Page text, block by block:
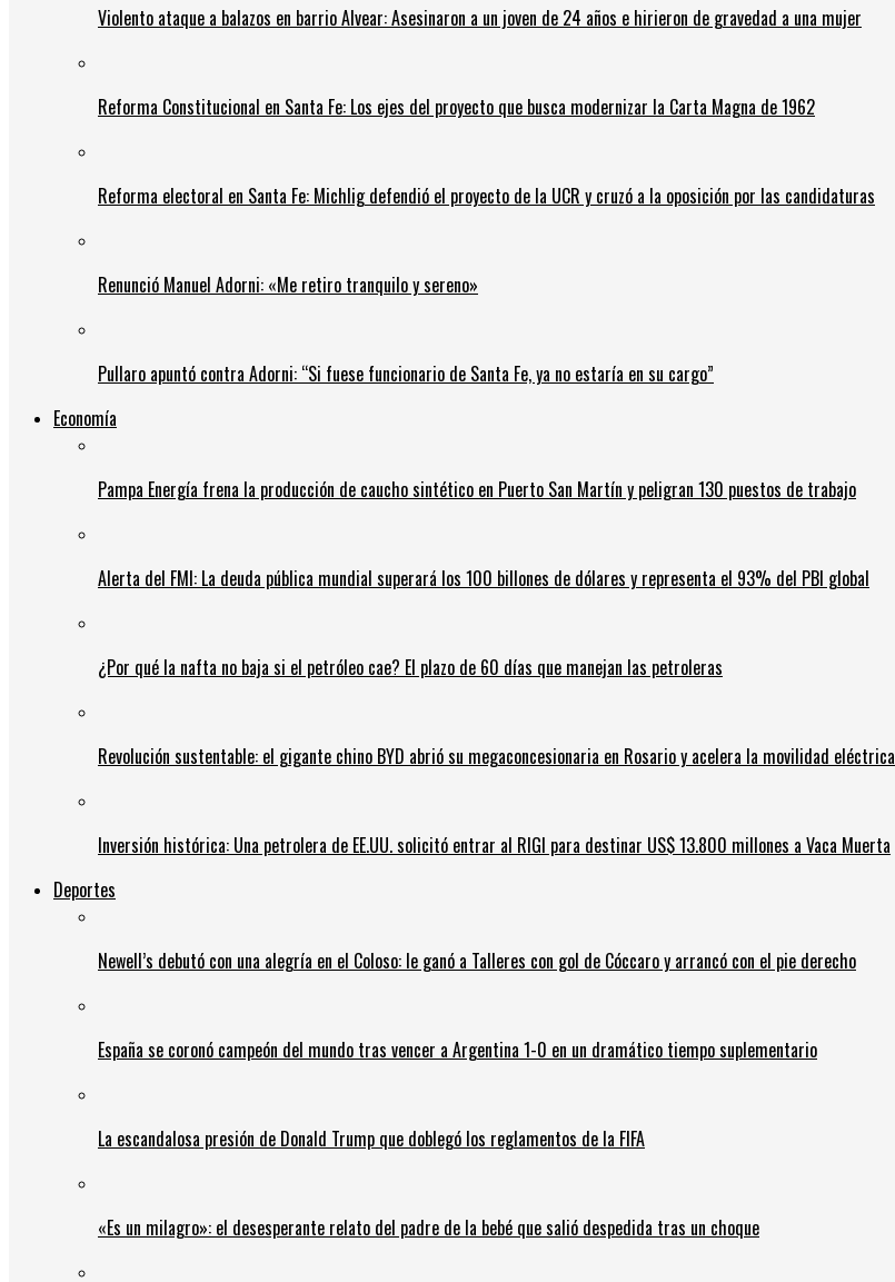
Violento ataque a balazos en barrio Alvear: Asesinaron a un joven de 24 años e hirieron de gravedad a una mujer
Reforma Constitucional en Santa Fe: Los ejes del proyecto que busca modernizar la Carta Magna de 1962
Reforma electoral en Santa Fe: Michlig defendió el proyecto de la UCR y cruzó a la oposición por las candidaturas
Renunció Manuel Adorni: «Me retiro tranquilo y sereno»
Pullaro apuntó contra Adorni: “Si fuese funcionario de Santa Fe, ya no estaría en su cargo”
Economía
Pampa Energía frena la producción de caucho sintético en Puerto San Martín y peligran 130 puestos de trabajo
Alerta del FMI: La deuda pública mundial superará los 100 billones de dólares y representa el 93% del PBI global
¿Por qué la nafta no baja si el petróleo cae? El plazo de 60 días que manejan las petroleras
Revolución sustentable: el gigante chino BYD abrió su megaconcesionaria en Rosario y acelera la movilidad eléctrica
Inversión histórica: Una petrolera de EE.UU. solicitó entrar al RIGI para destinar US$ 13.800 millones a Vaca Muerta
Deportes
Newell’s debutó con una alegría en el Coloso: le ganó a Talleres con gol de Cóccaro y arrancó con el pie derecho
España se coronó campeón del mundo tras vencer a Argentina 1-0 en un dramático tiempo suplementario
La escandalosa presión de Donald Trump que doblegó los reglamentos de la FIFA
«Es un milagro»: el desesperante relato del padre de la bebé que salió despedida tras un choque